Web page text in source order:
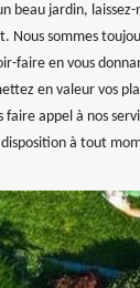
beau jardin,
Nous sommes
faire en vous
en valeur vos
faire appel à nos
à tout